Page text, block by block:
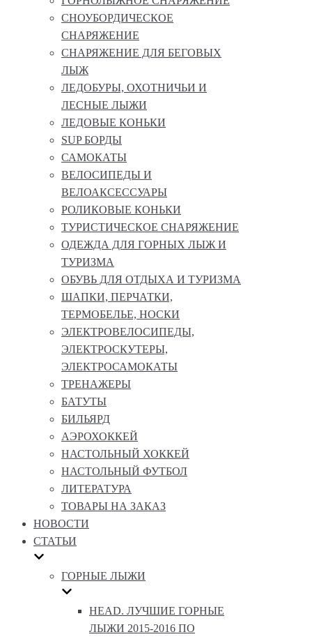
СНОУБОРДИЧЕСКОЕ
СНАРЯЖЕНИЕ
СНАРЯЖЕНИЕ ДЛЯ БЕГОВЫХ
ЛЫЖ
ЛЕДОБУРЫ, ОХОТНИЧЬИ И
ЛЕСНЫЕ ЛЫЖИ
ЛЕДОВЫЕ КОНЬКИ
SUP БОРДЫ
САМОКАТЫ
ВЕЛОСИПЕДЫ И
ВЕЛОАКСЕССУАРЫ
РОЛИКОВЫЕ КОНЬКИ
ТУРИСТИЧЕСКОЕ СНАРЯЖЕНИЕ
ОДЕЖДА ДЛЯ ГОРНЫХ ЛЫЖ И
ТУРИЗМА
ОБУВЬ ДЛЯ ОТДЫХА И ТУРИЗМА
ШАПКИ, ПЕРЧАТКИ,
ТЕРМОБЕЛЬЕ, НОСКИ
ЭЛЕКТРОВЕЛОСИПЕДЫ,
ЭЛЕКТРОСКУТЕРЫ,
ЭЛЕКТРОСАМОКАТЫ
ТРЕНАЖЕРЫ
БАТУТЫ
БИЛЬЯРД
АЭРОХОККЕЙ
НАСТОЛЬНЫЙ ХОККЕЙ
НАСТОЛЬНЫЙ ФУТБОЛ
ЛИТЕРАТУРА
ТОВАРЫ НА ЗАКАЗ
НОВОСТИ
СТАТЬИ
ГОРНЫЕ ЛЫЖИ
HEAD. ЛУЧШИЕ ГОРНЫЕ
ЛЫЖИ 2015-2016 ПО